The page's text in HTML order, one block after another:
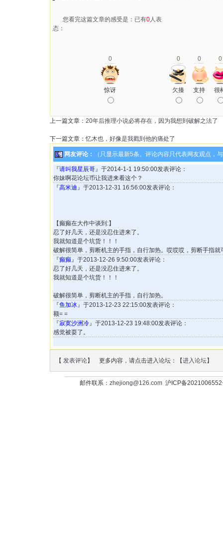
您看完这篇文章的感受是：已有0人表
态：
0 0 0 0
惊讶 欠揍 支持 很
上一篇文章： 20年后推理小说必将存在，因为我想到破解之法了
下一篇文章：忆木也，好像是我戳到他的痛处了
网友评论： （只显示最新5条。评论内容只代表网友观点，
『请叫我星辰哥』于2014-1-1 19:50:00发表评论：
你妹啊花论坛币让我进来看这个？
『高米迪』于2013-12-31 16:56:00发表评论：
【癫癫在大作中谈到:】
忍了好几天，还是没忍住进来了。
我就知道是个坑货！！！
破解很简单，剪断机主的手指，自行加热。哎哎哎，剪断手指就
『癫癫』于2013-12-26 9:50:00发表评论：
忍了好几天，还是没忍住进来了。
我就知道是个坑货！！！
破解很简单，剪断机主的手指，自行加热。
『鱼加冰』于2013-12-23 22:15:00发表评论：
额= =
『寂寞沙洲冷』于2013-12-23 19:48:00发表评论：
感觉被耍了。
【 发表评论】 更多内容，请点击进入论坛：【进入论坛】
邮件联系： zhejiong@126.com沪ICP备